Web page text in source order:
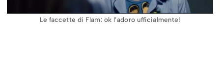
Le faccette di Flam: ok l’adoro ufficialmente!